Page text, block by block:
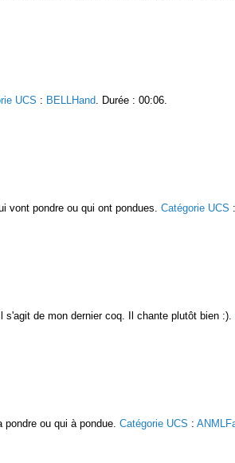
UCS : BELLHand. Durée : 00:06.
vont pondre ou qui ont pondues. Catégorie UCS :
s'agit de mon dernier coq. Il chante plutôt bien :).
ou qui à pondue. Catégorie UCS :